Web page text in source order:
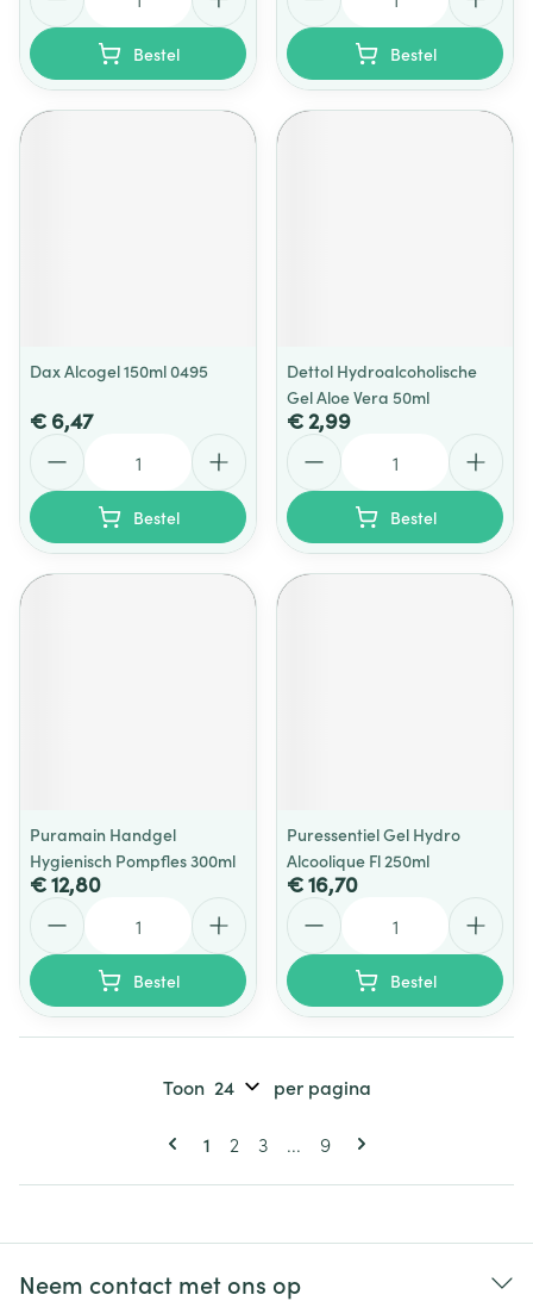
Bestel Bestel
Dax Alcogel 150ml 0495
€ 6,47
Bestel
Dettol Hydroalcoholische
Gel Aloe Vera 50ml
€ 2,99
Bestel
Puramain Handgel
Hygienisch Pompfles 300ml
€ 12,80
Bestel
Puressentiel Gel Hydro
Alcoolique Fl 250ml
€ 16,70
Bestel
Pagina's
U lees momenteel pagina
1 Pagina
2 Pagina
3 ... Pagina
9
Toon per pagina
Neem contact met ons op